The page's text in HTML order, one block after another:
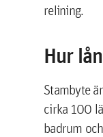
relining.
Hur
Stambyte
cirka 100
badrum